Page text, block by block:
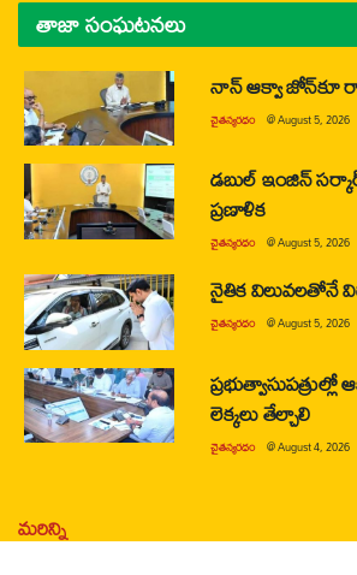
తాజా సంఘటనలు
నాన్ ఆక్వా జోన్‌కూ
చైతన్యరధం @August 5, 2026
డబుల్ ఇంజిన్
ప్రణాళిక
చైతన్యరధం @August 5, 2026
నైతిక విలువలతోనే
చైతన్యరధం @August 5, 2026
లెక్కలు తేల్చాలి
చైతన్యరధం @August 4, 2026
మరిన్ని